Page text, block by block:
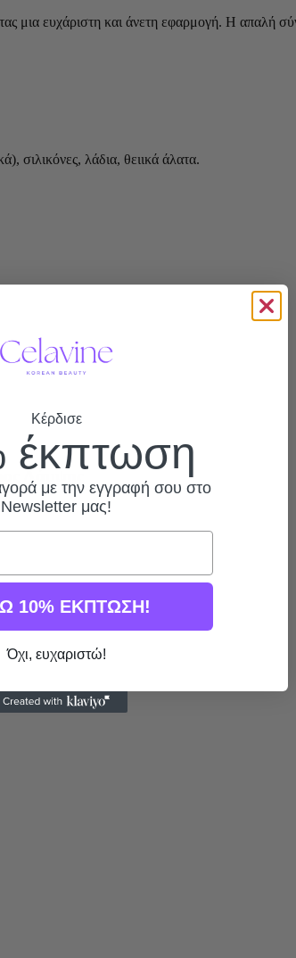
μια ευχάριστη και άνετη εφαρμογή. Η απαλή
σιλικόνες, λάδια, θειικά άλατα.
Λάμψης
Κέρδισε
έκπτωση
με την εγγραφή σου στο
Newsletter μας!
10% ΕΚΠΤΩΣΗ!
Όχι, ευχαριστώ!